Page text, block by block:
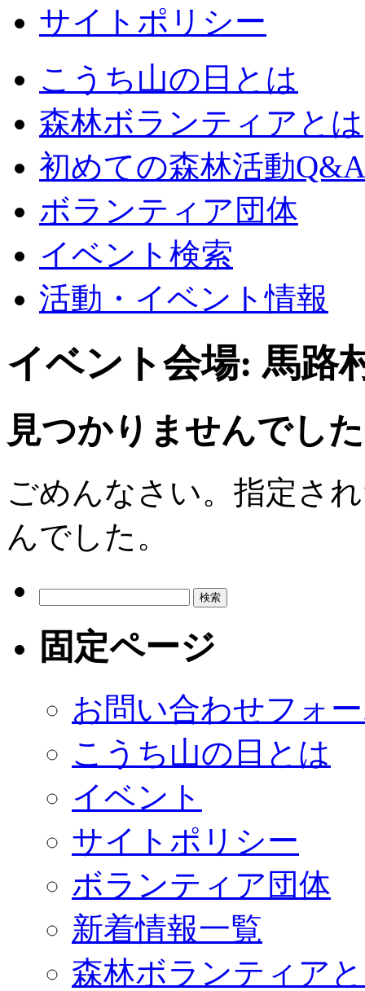
サイトポリシー
こうち山の日とは
森林ボランティアとは
初めての森林活動Q&A
ボランティア団体
イベント検索
活動・イベント情報
イベント会場: 馬路
見つかりませんでした
ごめんなさい。指定さ
んでした。
固定ページ
お問い合わせフォ
こうち山の日とは
イベント
サイトポリシー
ボランティア団体
新着情報一覧
森林ボランティア